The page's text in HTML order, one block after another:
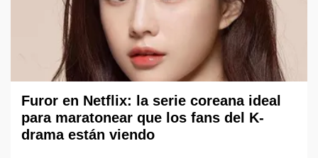
Furor en Netflix: la serie coreana ideal
para maratonear que los fans del K-
drama están viendo